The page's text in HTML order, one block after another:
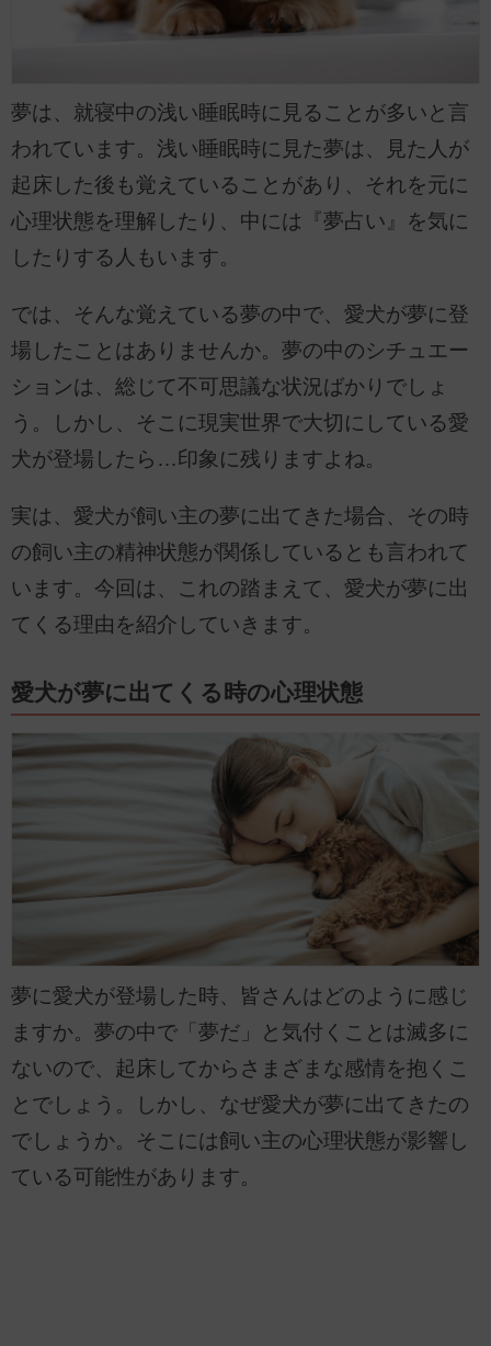
夢は、就寝中の浅い睡眠時に見ることが多いと言
われています。浅い睡眠時に見た夢は、見た人が
起床した後も覚えていることがあり、それを元に
心理状態を理解したり、中には『夢占い』を気に
したりする人もいます。
では、そんな覚えている夢の中で、愛犬が夢に登
場したことはありませんか。夢の中のシチュエー
ションは、総じて不可思議な状況ばかりでしょ
う。しかし、そこに現実世界で大切にしている愛
犬が登場したら…印象に残りますよね。
実は、愛犬が飼い主の夢に出てきた場合、その時
の飼い主の精神状態が関係しているとも言われて
います。今回は、これの踏まえて、愛犬が夢に出
てくる理由を紹介していきます。
愛犬が夢に出てくる時の心理状態
夢に愛犬が登場した時、皆さんはどのように感じ
ますか。夢の中で「夢だ」と気付くことは滅多に
ないので、起床してからさまざまな感情を抱くこ
とでしょう。しかし、なぜ愛犬が夢に出てきたの
でしょうか。そこには飼い主の心理状態が影響し
ている可能性があります。